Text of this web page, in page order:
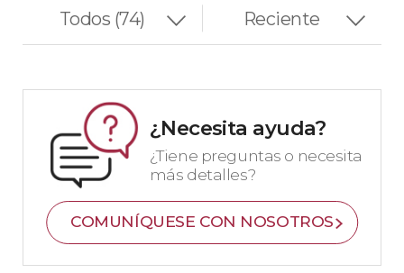
¿Necesita ayuda?
¿Tiene preguntas o necesita
más detalles?
COMUNÍQUESE CON NOSOTROS